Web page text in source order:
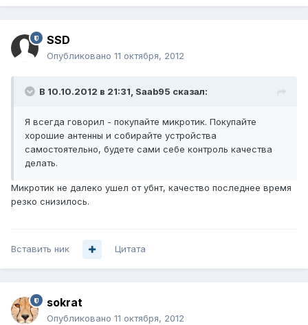
SSD
Опубликовано 11 октября, 2012
В 10.10.2012 в 21:31, Saab95 сказал:
Я всегда говорил - покупайте микротик. Покупайте
хорошие антенны и собирайте устройства
самостоятельно, будете сами себе контроль качества
делать.
Микротик не далеко ушел от убнт, качество последнее время
резко снизилось.
Вставить ник Цитата
sokrat
Опубликовано 11 октября, 2012